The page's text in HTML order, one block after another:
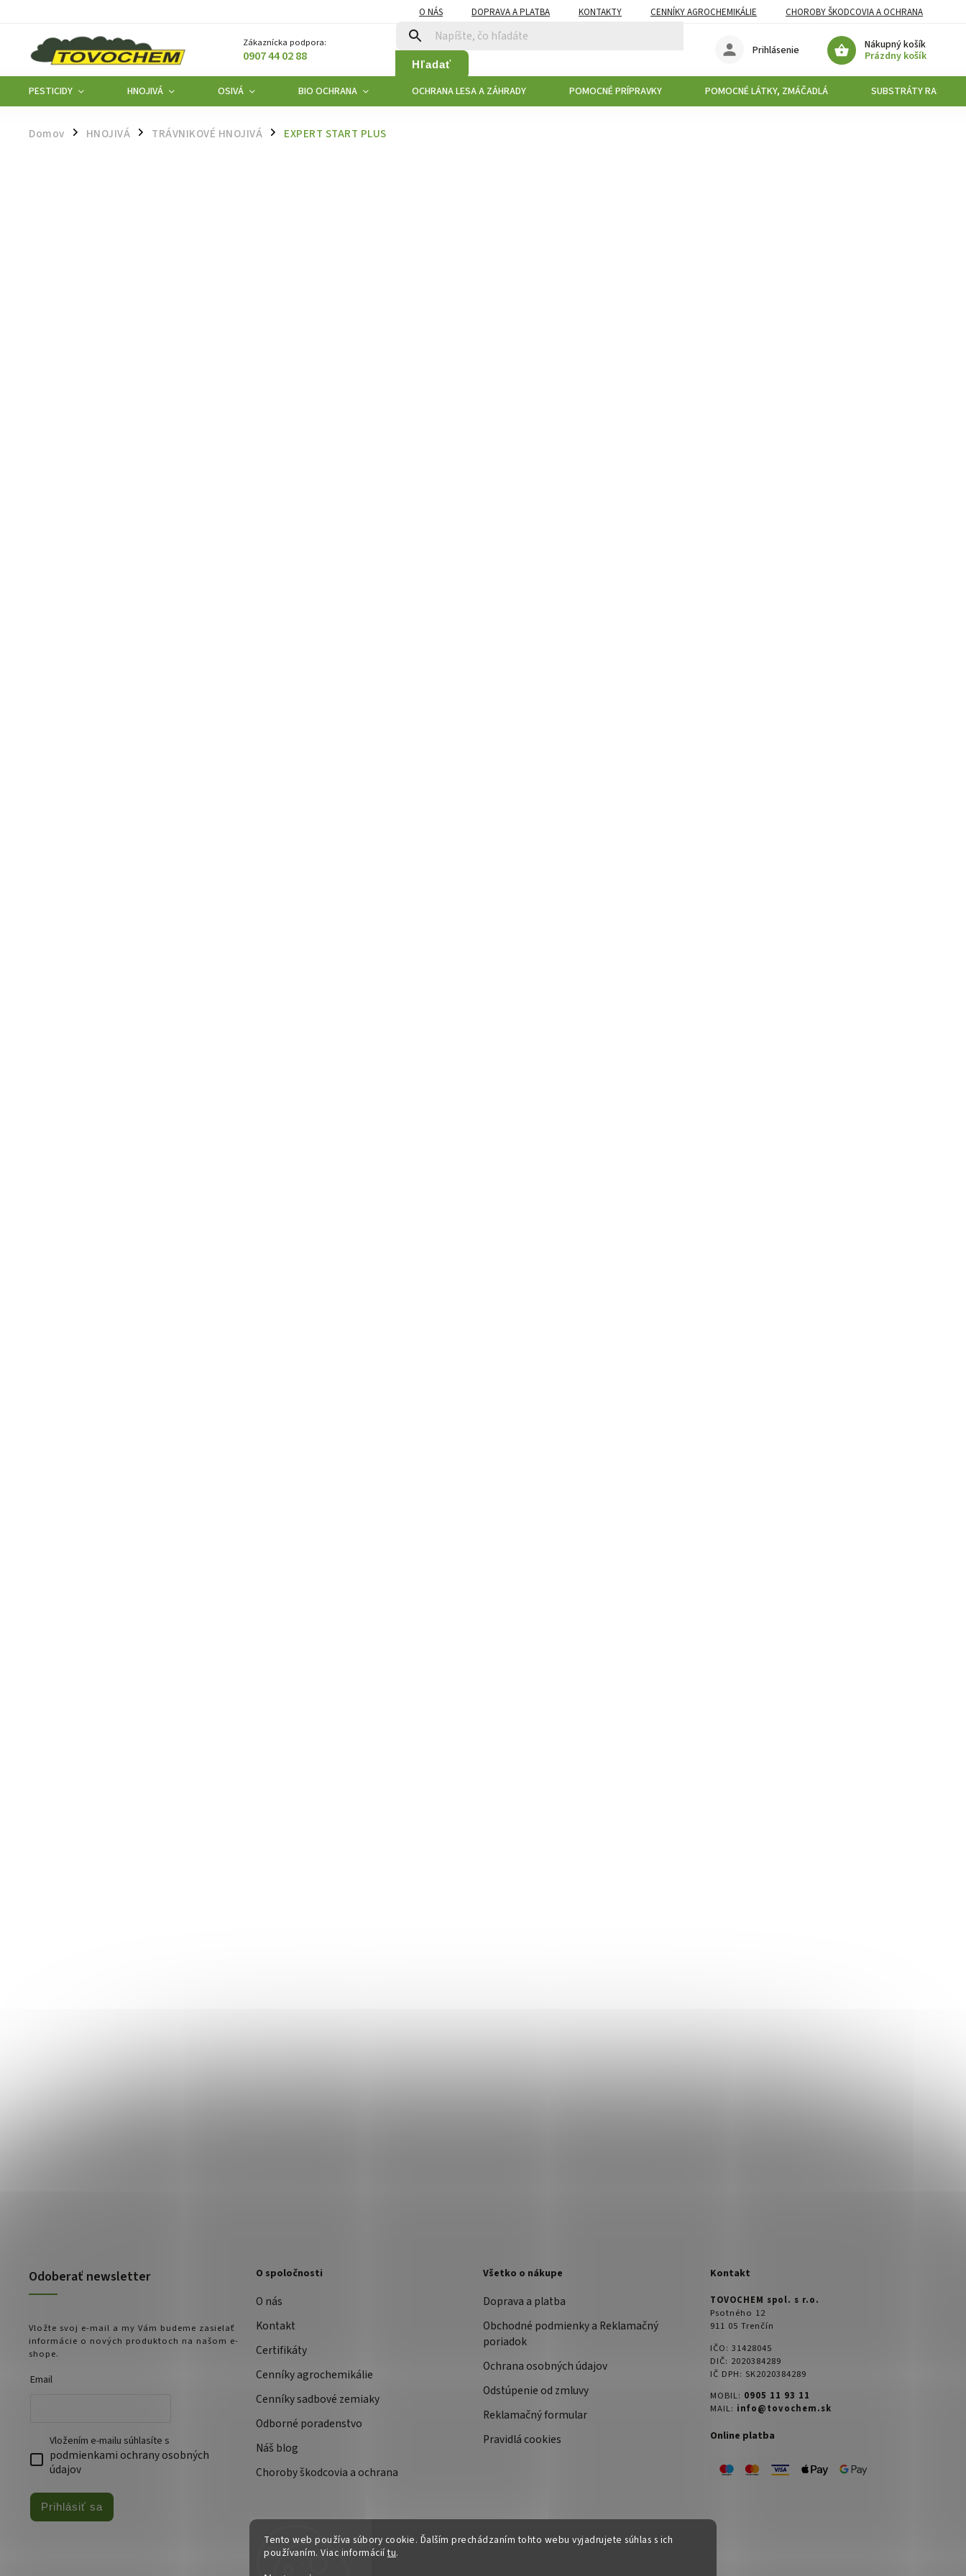
Tento web používa súbory cookie. Ďalším prechádzaním tohto webu vyjadrujete súhlas s ich
používaním. Viac informáciítu.
O NÁS DOPRAVA A PLATBA KONTAKTY CENNÍKY AGROCHEMIKÁLIE CHOROBY ŠKODCOVIA A OCHRANA
Zákaznícka podpora:
0907 44 02 88 Hľadať
Nákupný košík
Prázdny košík
Prihlásenie
PESTICIDY HNOJIVÁ OSIVÁ BIO OCHRANA OCHRANA LESA A ZÁHRADY POMOCNÉ PRÍPRAVKY POMOCNÉ LÁTKY, ZMÁČADLÁ SUBSTRÁTY
Domov / HNOJIVÁ / TRÁVNIKOVÉ HNOJIVÁ / EXPERT START PLUS
Odoberať newsletter
Vložte svoj e-mail a my Vám budeme zasielať
informácie o nových produktoch na našom e-
shope.
Email
Vložením e-mailu súhlasíte s
podmienkami ochrany osobných
údajov
Prihlásiť sa
O spoločnosti
O nás
Kontakt
Certifikáty
Cenníky agrochemikálie
Cenníky sadbové zemiaky
Odborné poradenstvo
Náš blog
Choroby škodcovia a ochrana
Všetko o nákupe
Doprava a platba
Obchodné podmienky a Reklamačný
poriadok
Ochrana osobných údajov
Odstúpenie od zmluvy
Reklamačný formular
Pravidlá cookies
Kontakt
TOVOCHEM spol. s r.o.
Psotného 12
911 05 Trenčín
IČO: 31428045
DIČ: 2020384289
IČ DPH: SK2020384289
MOBIL: 0905 11 93 11
MAIL: info@tovochem.sk
Online platba